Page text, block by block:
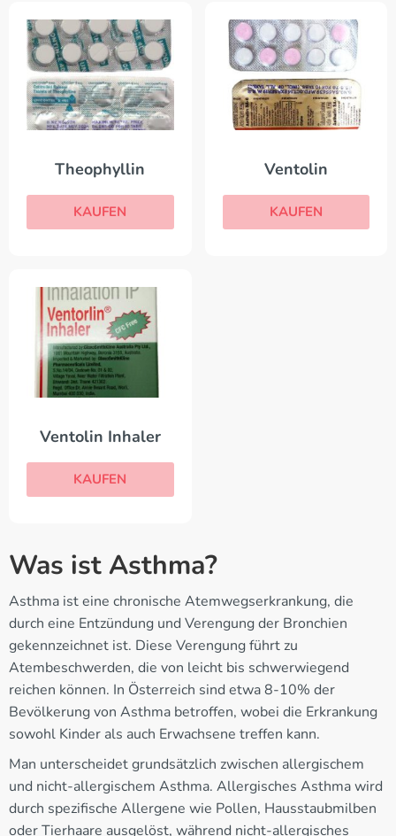
Theophyllin
KAUFEN
Ventolin
KAUFEN
Ventolin Inhaler
KAUFEN
Was ist Asthma?
Asthma ist eine chronische Atemwegserkrankung, die
durch eine Entzündung und Verengung der Bronchien
gekennzeichnet ist. Diese Verengung führt zu
Atembeschwerden, die von leicht bis schwerwiegend
reichen können. In Österreich sind etwa 8-10% der
Bevölkerung von Asthma betroffen, wobei die Erkrankung
sowohl Kinder als auch Erwachsene treffen kann.
Man unterscheidet grundsätzlich zwischen allergischem
und nicht-allergischem Asthma. Allergisches Asthma wird
durch spezifische Allergene wie Pollen, Hausstaubmilben
oder Tierhaare ausgelöst, während nicht-allergisches